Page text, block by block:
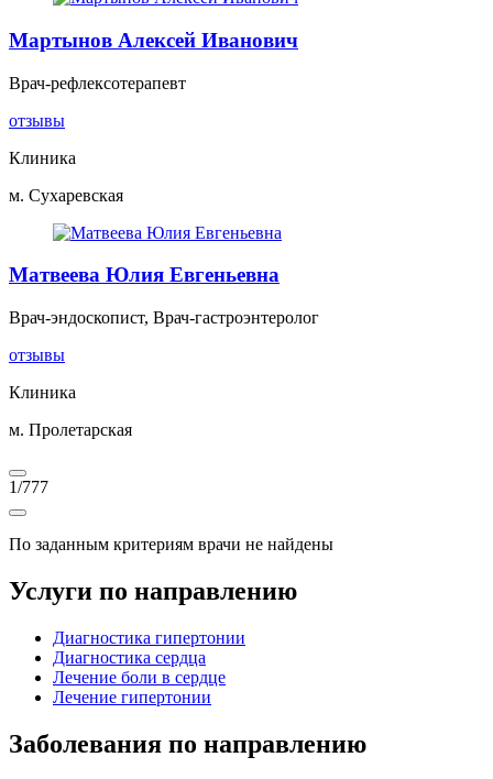
Мартынов Алексей Иванович
Врач-рефлексотерапевт
отзывы
Клиника
м. Сухаревская
Матвеева Юлия Евгеньевна
Врач-эндоскопист, Врач-гастроэнтеролог
отзывы
Клиника
м. Пролетарская
1/777
По заданным критериям врачи не найдены
Услуги по направлению
Диагностика гипертонии
Диагностика сердца
Лечение боли в сердце
Лечение гипертонии
Заболевания по направлению